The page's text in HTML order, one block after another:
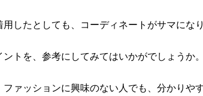
したとしても、コーディネートがサマになり
トを、参考にしてみてはいかがでしょうか。
ァッションに興味のない人でも、分かりや